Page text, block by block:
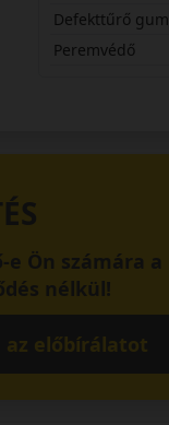
Defekttűrő
Peremvédő
e Ön számára
nélkül!
az előbírálatot